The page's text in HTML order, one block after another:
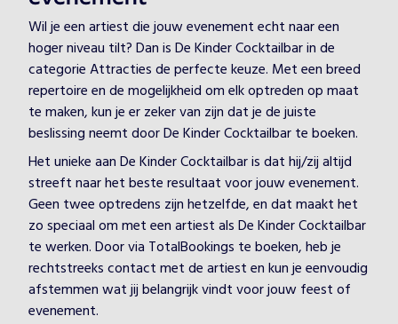
Wil je een artiest die jouw evenement echt naar een
hoger niveau tilt? Dan is De Kinder Cocktailbar in de
categorie Attracties de perfecte keuze. Met een breed
repertoire en de mogelijkheid om elk optreden op maat
te maken, kun je er zeker van zijn dat je de juiste
beslissing neemt door De Kinder Cocktailbar te boeken.
Het unieke aan De Kinder Cocktailbar is dat hij/zij altijd
streeft naar het beste resultaat voor jouw evenement.
Geen twee optredens zijn hetzelfde, en dat maakt het
zo speciaal om met een artiest als De Kinder Cocktailbar
te werken. Door via TotalBookings te boeken, heb je
rechtstreeks contact met de artiest en kun je eenvoudig
afstemmen wat jij belangrijk vindt voor jouw feest of
evenement.